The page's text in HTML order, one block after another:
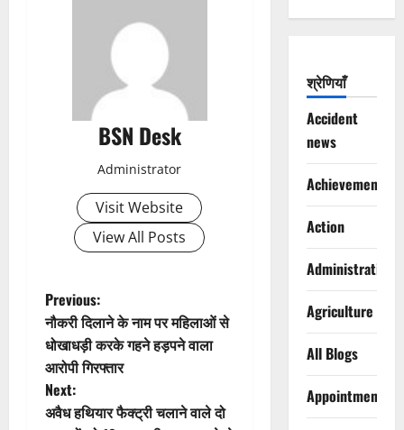
BSN Desk
Administrator
Visit Website
View All Posts
P
o
s
t
Previous:
नौकरी दिलाने के नाम पर महिलाओं से
धोखाधड़ी करके गहने हड़पने वाला
आरोपी गिरफ्तार
Next:
अवैध हथियार फैक्ट्री चलाने वाले दो
श्रेणियाँ
Accident
news
Achievements
Action
Administration
Agriculture
All Blogs
Appointments